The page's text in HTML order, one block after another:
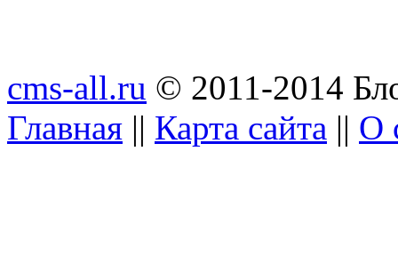
cms-all.ru © 2011-2014
Главная || Карта сайта || О